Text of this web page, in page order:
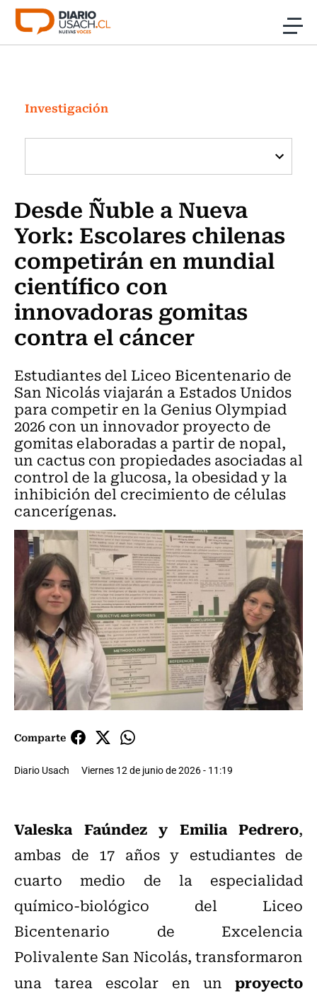
Click acá para ir directamente al contenido
Investigación
Cultura
Programas Radio y TV Usach
Investigación
Desde Ñuble a Nueva
York: Escolares chilenas
competirán en mundial
científico con
innovadoras gomitas
contra el cáncer
Estudiantes del Liceo Bicentenario de
San Nicolás viajarán a Estados Unidos
para competir en la Genius Olympiad
2026 con un innovador proyecto de
gomitas elaboradas a partir de nopal,
un cactus con propiedades asociadas al
control de la glucosa, la obesidad y la
inhibición del crecimiento de células
cancerígenas.
Comparte
Diario Usach Viernes 12 de junio de 2026 - 11:19
Valeska Faúndez y Emilia Pedrero,
ambas de 17 años y estudiantes de
cuarto medio de la especialidad
químico‑biológico del Liceo
Bicentenario de Excelencia
Polivalente San Nicolás, transformaron
una tarea escolar en un proyecto